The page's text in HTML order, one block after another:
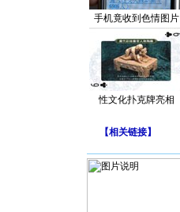
手机竟收到色情图片
性文化扑克牌亮相
【相关链接】